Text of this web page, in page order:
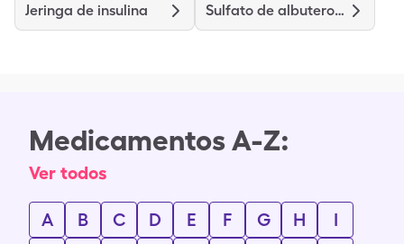
Jeringa de insulina Sulfato de albuterol hfa
Medicamentos A-Z:
Ver todos
A B C D E F G H
I